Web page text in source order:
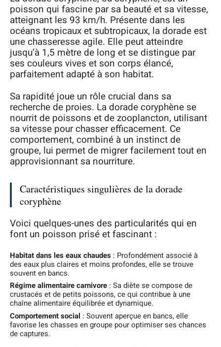
poisson qui fascine par sa beauté et sa vitesse,
atteignant les 93 km/h. Présente dans les
océans tropicaux et subtropicaux, la dorade est
une chasseresse agile. Elle peut atteindre
jusqu’à 1,5 mètre de long et se distingue par
ses couleurs vives et son corps élancé,
parfaitement adapté à son habitat.
Sa rapidité joue un rôle crucial dans sa
recherche de proies. La dorade coryphène se
nourrit de poissons et de zooplancton, utilisant
sa vitesse pour chasser efficacement. Ce
comportement, combiné à un instinct de
groupe, lui permet de migrer facilement tout en
approvisionnant sa nourriture.
Caractéristiques singulières de la dorade
coryphène
Voici quelques-unes des particularités qui en
font un poisson prisé et fascinant :
Habitat dans les eaux chaudes : Profondément associé à
des eaux plus claires et moins profondes, elle se trouve
souvent en bancs.
Régime alimentaire carnivore : Sa diète se compose de
crustacés et de petits poissons, ce qui contribue à une
chaîne alimentaire équilibrée et dynamique.
Comportement social : Souvent aperçue en bancs, elle
favorise les chasses en groupe pour optimiser ses chances
de captures.